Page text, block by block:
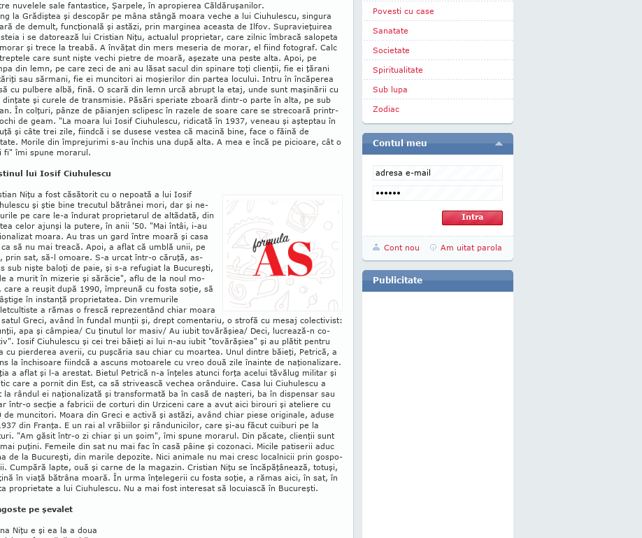
nuvelele sale fantastice, Şar­pele, în apropierea Căldăruşanilor.
la Grădiştea şi descopăr pe mâna stângă moara veche a lui Ciuhulescu, singura
de de­mult, funcţională şi astăzi, prin marginea aceas­ta de Ilfov. Supravieţuirea
i se datorează lui Cristian Niţu, actualul proprietar, care zilnic îmbracă salopeta
şi trece la treabă. A învăţat din mers meseria de morar, el fiind foto­graf. Calc
care sunt nişte vechi pietre de moară, aşezate una peste alta. Apoi, pe
din lemn, pe care zeci de ani au lăsat sacul din spi­nare toţi clienţii, fie ei ţărani
sau săr­mani, fie ei muncitori ai moşierilor din partea locului. Intru în încăperea
cu pulbere albă, fină. O scară din lemn urcă abrupt la etaj, unde sunt maşinării cu
dinţate şi curele de trans­misie. Păsări speriate zboară dintr-o parte în alta, pe sub
În colţuri, pânze de păianjen scli­pesc în razele de soare care se strecoară printr-
de geam. "La moara lui Iosif Ciuhulescu, ridicată în 1937, veneau şi aşteptau în
şi câte trei zile, fiindcă i se dusese vestea că macină bine, face o făină de
Morile din împrejurimi s-au închis una după alta. A mea e încă pe picioare, cât o
fi" îmi spune morarul.
lui Iosif Ciuhulescu
Niţu a fost căsătorit cu o nepoată a lui Iosif
şi ştie bine trecutul bătrânei mori, dar şi ne­
pe care le-a îndurat pro­prietarul de altădată, din
celor ajunşi la putere, în anii '50. "Mai întâi, i-au
moara. Au tras un gard între moară şi casa
ca să nu mai treacă. Apoi, a aflat că umblă unii, pe
prin sat, să-l omoare. S-a urcat într-o căruţă, as­
sub nişte baloţi de paie, şi s-a refugiat la Bucureşti,
a murit în mi­zerie şi sărăcie", aflu de la noul mo­­
care a reuşit după 1990, îm­preună cu fosta soţie, să
în instanţă proprietatea. Din vremu­rile
a rămas o frescă reprezentând chiar moara
Greci, având în fundal munţii şi, drept comentariu, o strofă cu mesaj colectivist:
apa şi câmpiea/ Cu ţinutul lor masiv/ Au iubit tovărăşiea/ Deci, lucrează-n co­
Iosif Ciu­hulescu şi cei trei băieţi ai lui n-au iubit "tovă­răşiea" şi au plătit pentru
cu pierderea averii, cu puşcăria sau chiar cu moartea. Unul dintre băieţi, Petrică, a
la închisoare fiindcă a ascuns motoarele cu vreo două zile înainte de naţionalizare.
a aflat şi l-a arestat. Bietul Petrică n-a înţeles atunci forţa acelui tăvălug militar şi
care a pornit din Est, ca să stri­vească vechea orânduire. Casa lui Ciuhulescu a
la rândul ei naţionalizată şi transformată ba în casă de naşteri, ba în dispensar sau
într-o secţie a fabricii de corturi din Urziceni care a avut aici birouri şi ateliere cu
de muncitori. Moara din Greci e activă şi astăzi, având chiar piese originale, aduse
din Franţa. E un rai al vrăbiilor şi rândunicilor, care şi-au făcut cuiburi pe la
"Am găsit într-o zi chiar şi un şoim", îmi spune morarul. Din pă­cate, clienţii sunt
puţini. Fe­meile din sat nu mai fac în casă pâine şi cozonaci. Micile pa­tiserii aduc
de la Bucu­reşti, din marile de­pozite. Nici anima­le nu mai cresc localnicii prin gospo­
Cumpără lapte, ouă şi carne de la magazin. Cristian Niţu se încăpăţânează, totuşi,
în viaţă bătrâna moa­ră. În urma înţelegerii cu fos­ta soţie, a rămas aici, în sat, în
pro­prietate a lui Ciu­hulescu. Nu a mai fost in­teresat să locuiască în Bucu­reşti.
pe şevalet
Niţu e şi ea la a doua
Povesti cu case
Sanatate
Societate
Spiritualitate
Sub lupa
Zodiac
Contul meu
Cont nou Am uitat parola
Publicitate